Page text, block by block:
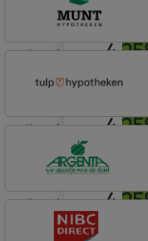
lineair
lineair
Tulp Hypotheken
Tulp Compleet
lineair
Argenta
Hypotheek